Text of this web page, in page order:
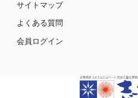
サイトマップ
よくある質問
会員ログイン